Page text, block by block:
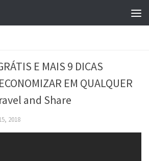
E MAIS 9 DICAS
EM QUALQUER
and Share
2018